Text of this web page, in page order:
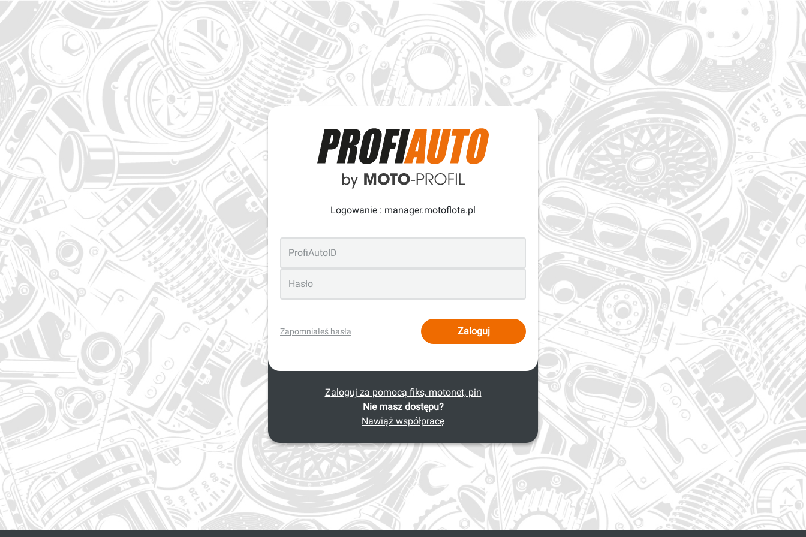
Logowanie : manager.motoflota.pl
Zapomniałeś hasła Zaloguj
Zaloguj za pomocą fiks, motonet, pin
Nie masz dostępu?
Nawiąż współpracę